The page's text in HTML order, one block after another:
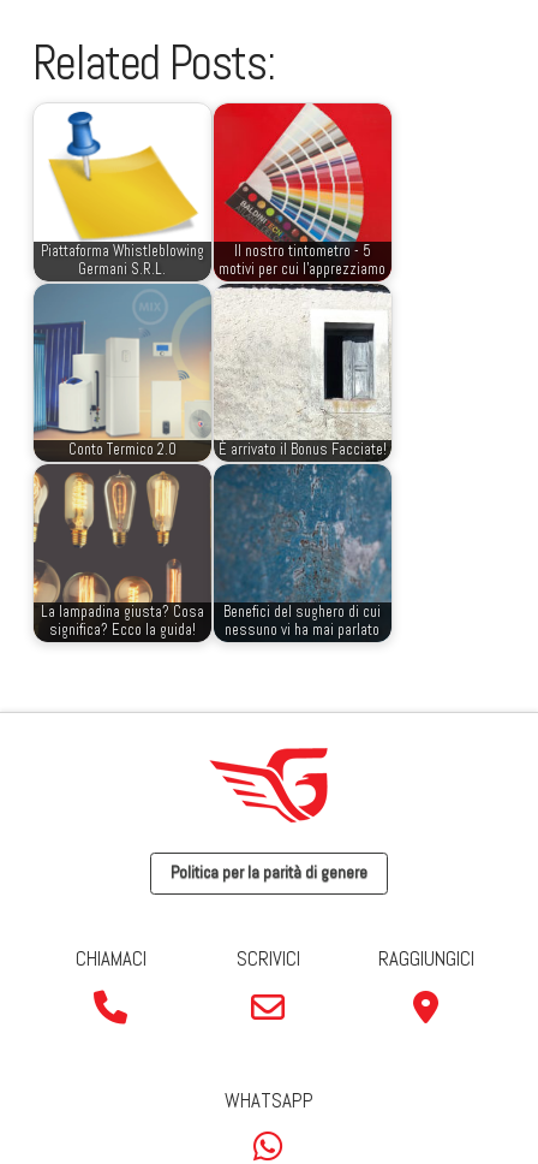
Related Posts:
Piattaforma Whistleblowing
Germani S.R.L.
Il nostro tintometro - 5
motivi per cui l'apprezziamo
Conto Termico 2.0 È arrivato il Bonus Facciate!
La lampadina giusta? Cosa
significa? Ecco la guida!
Benefici del sughero di cui
nessuno vi ha mai parlato
Politica per la parità di genere
CHIAMACI SCRIVICI RAGGIUNGICI
WHATSAPP